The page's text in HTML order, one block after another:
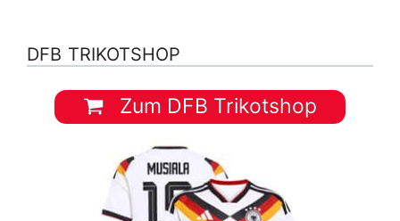
DFB TRIKOTSHOP
Zum DFB Trikotshop